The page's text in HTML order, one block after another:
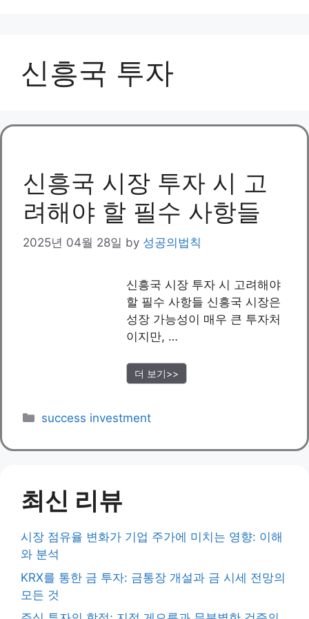
신흥국 투자
신흥국 시장 투자 시 고
려해야 할 필수 사항들
2025년 04월 28일 by 성공의법칙
신흥국 시장 투자 시 고려해야
할 필수 사항들 신흥국 시장은
성장 가능성이 매우 큰 투자처
이지만, …
더 보기>>
Categories
success investment
최신 리뷰
시장 점유율 변화가 기업 주가에 미치는 영향: 이해
와 분석
KRX를 통한 금 투자: 금통장 개설과 금 시세 전망의
모든 것